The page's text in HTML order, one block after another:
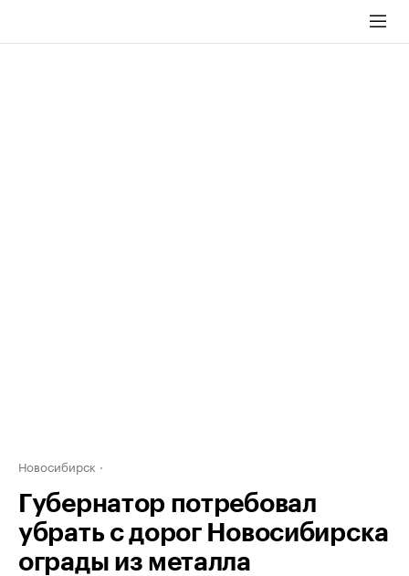
Новосибирск
Губернатор потребовал
убрать с дорог Новосибирска
ограды из металла